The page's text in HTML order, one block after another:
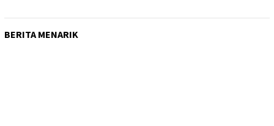
BERITA MENARIK